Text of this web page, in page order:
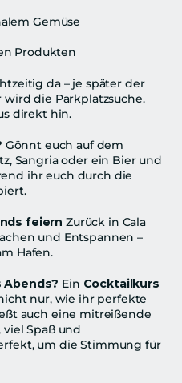
Gemüse
Produkten
da – je später der
die Parkplatzsuche.
direkt hin.
Gönnt euch auf dem
Sangria oder ein Bier und
ihr euch durch die
feiern Zurück in Cala
und Entspannen –
Hafen.
Abends? Ein Cocktailkurs
nur, wie ihr perfekte
auch eine mitreißende
Spaß und
um die Stimmung für